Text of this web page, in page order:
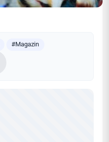
#Magazin